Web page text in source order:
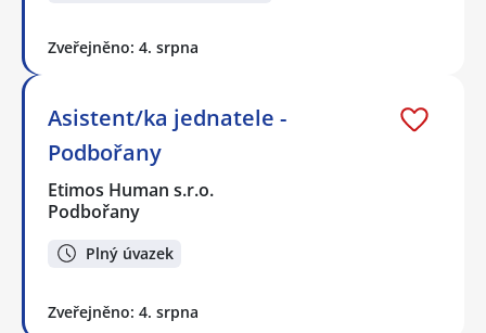
Zveřejněno: 4. srpna
Asistent/ka jednatele -
Podbořany
Etimos Human s.r.o.
Podbořany
Plný úvazek
Zveřejněno: 4. srpna